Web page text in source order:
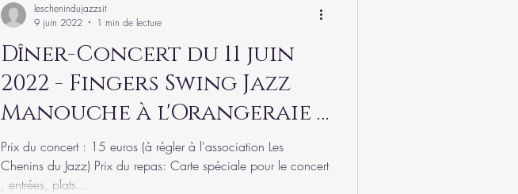
Dîner-Concert du 11 juin
2022 - Fingers Swing Jazz
Manouche à l'Orangeraie -
Saumur
Prix du concert : 15 euros (à régler à l'association Les
Chenins du Jazz) Prix du repas: Carte spéciale pour le concert
, entrées, plats...
leschenindujazzsit
9 juin 2022
1 min de lecture